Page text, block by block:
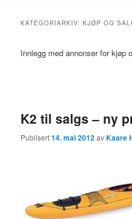
KATEGORIARKIV:KJØP OG
Innlegg med annonser for kjøp
K2 til salgs – ny
Publisert14. mai 2012avKaare